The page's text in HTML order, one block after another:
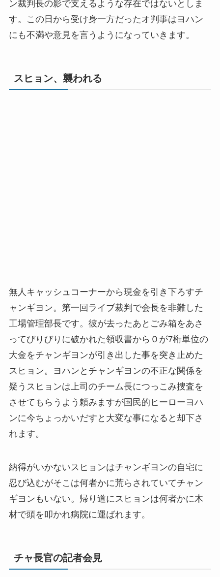
ン裁判長の影で支えるような存在ではないとしま
す。この日から受け身一方だったオ判事はヨハン
にも不満や意見を言うようになっていきます。
スヒョン、襲われる
無人キャッシュコーナーから現金を引き下ろすチ
ャンギヨン。第一回ライブ裁判で会長を非難した
工場管理部長です。彼が去ったあとごみ箱をあさ
ってびりびりに破かれた領収書から０が7桁単位の
大金をチャンギヨンが引き出した事を突き止めた
スヒョン。ヨハンとチャンギヨンの不正な関係を
疑うスヒョンは上司のチーム長につっこみ捜査を
させてもらうよう頼みますが国民的ヒーローヨハ
ンに今ちょっかいだすと大変な事になると却下さ
れます。
納得がいかないスヒョンはチャンギヨンの自宅に
忍び込むがそこは何者かに荒らされていてチャン
ギヨンもいない。帰り道にスヒョンは何者かに木
材で頭を叩かれ病院に運ばれます。
チャ長官の記者会見